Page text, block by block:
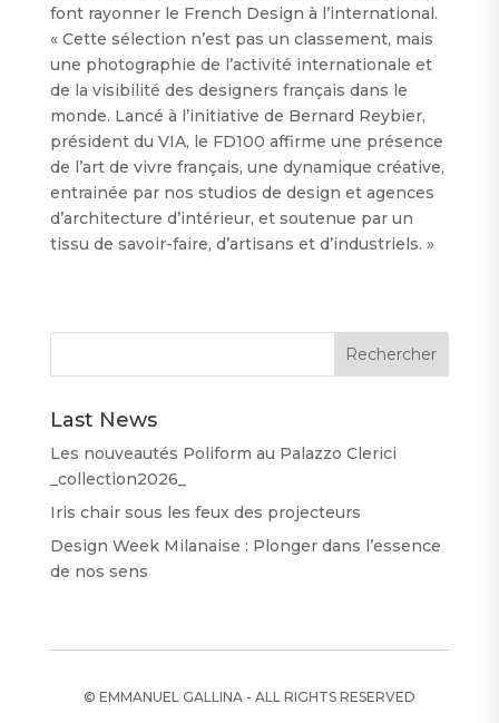
font rayonner le French Design à l’international.
« Cette sélection n’est pas un classement, mais
une photographie de l’activité internationale et
de la visibilité des designers français dans le
monde. Lancé à l’initiative de Bernard Reybier,
président du VIA, le FD100 affirme une présence
de l’art de vivre français, une dynamique créative,
entrainée par nos studios de design et agences
d’architecture d’intérieur, et soutenue par un
tissu de savoir-faire, d’artisans et d’industriels. »
Last News
Les nouveautés Poliform au Palazzo Clerici
_collection2026_
Iris chair sous les feux des projecteurs
Design Week Milanaise : Plonger dans l’essence
de nos sens
© EMMANUEL GALLINA - ALL RIGHTS RESERVED